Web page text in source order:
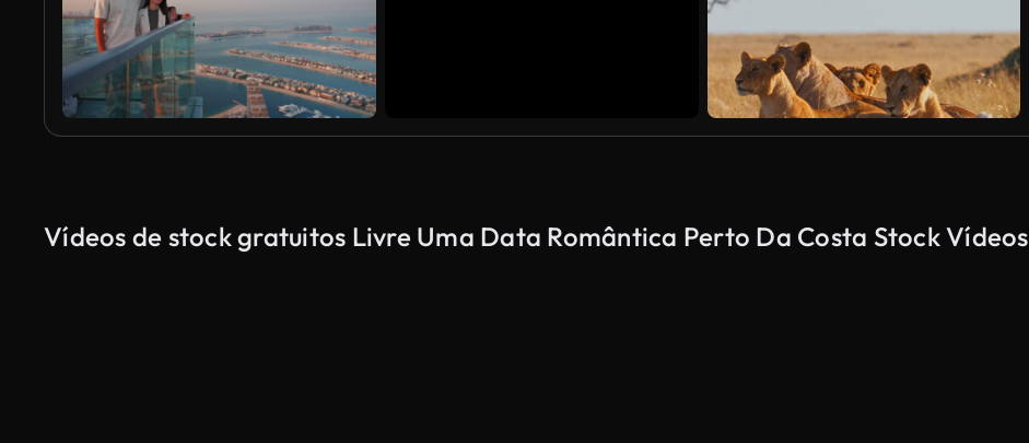
Vídeos de stock gratuitos Livre Uma Data Romântica Perto Da Costa Stock Vídeos